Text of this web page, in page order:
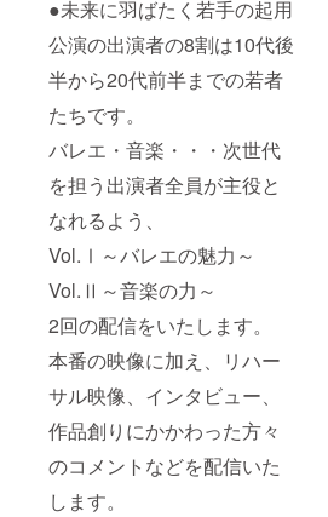
●未来に羽ばたく若手の起用
公演の出演者の8割は10代後
半から20代前半までの若者
たちです。
バレエ・音楽・・・次世代
を担う出演者全員が主役と
なれるよう、
Vol.Ⅰ～バレエの魅力～
Vol.Ⅱ～音楽の力～
2回の配信をいたします。
本番の映像に加え、リハー
サル映像、インタビュー、
作品創りにかかわった方々
のコメントなどを配信いた
します。